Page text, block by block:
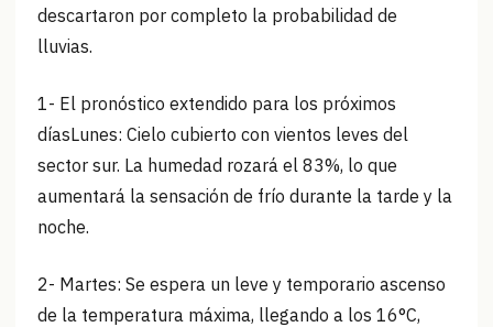
descartaron por completo la probabilidad de
lluvias.
1- El pronóstico extendido para los próximos
díasLunes: Cielo cubierto con vientos leves del
sector sur. La humedad rozará el 83%, lo que
aumentará la sensación de frío durante la tarde y la
noche.
2- Martes: Se espera un leve y temporario ascenso
de la temperatura máxima, llegando a los 16°C,